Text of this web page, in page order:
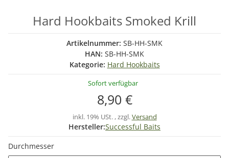
Hard Hookbaits Smoked Krill
Artikelnummer: SB-HH-SMK
HAN: SB-HH-SMK
Kategorie: Hard Hookbaits
Sofort verfügbar
8,90 €
inkl. 19% USt. , zzgl.Versand
Hersteller:Successful Baits
Durchmesser